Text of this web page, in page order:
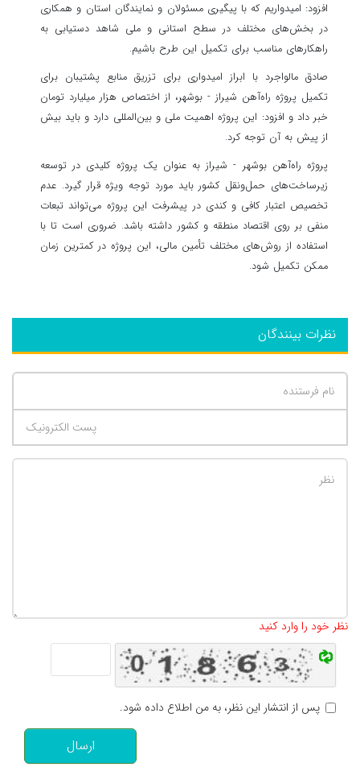
افزود: امیدواریم که با پیگیری مسئولان و نمایندگان استان و همکاری
در بخش‌های مختلف در سطح استانی و ملی شاهد دستیابی به
راهکارهای مناسب برای تکمیل این طرح باشیم.
صادق مالواجرد با ابراز امیدواری برای تزریق منابع پشتیبان برای
تکمیل پروژه راه‌آهن شیراز - بوشهر، از اختصاص هزار میلیارد تومان
خبر داد و افزود: این پروژه اهمیت ملی و بین‌المللی دارد و باید بیش
از پیش به آن توجه کرد.
پروژه راه‌آهن بوشهر - شیراز به عنوان یک پروژه کلیدی در توسعه
زیرساخت‌های حمل‌ونقل کشور باید مورد توجه ویژه قرار گیرد. عدم
تخصیص اعتبار کافی و کندی در پیشرفت این پروژه می‌تواند تبعات
منفی بر روی اقتصاد منطقه و کشور داشته باشد. ضروری است تا با
استفاده از روش‌های مختلف تأمین مالی، این پروژه در کمترین زمان
ممکن تکمیل شود.
نظرات بینندگان
نظر خود را وارد کنید
پس از انتشار این نظر، به من اطلاع داده شود.
ارسال